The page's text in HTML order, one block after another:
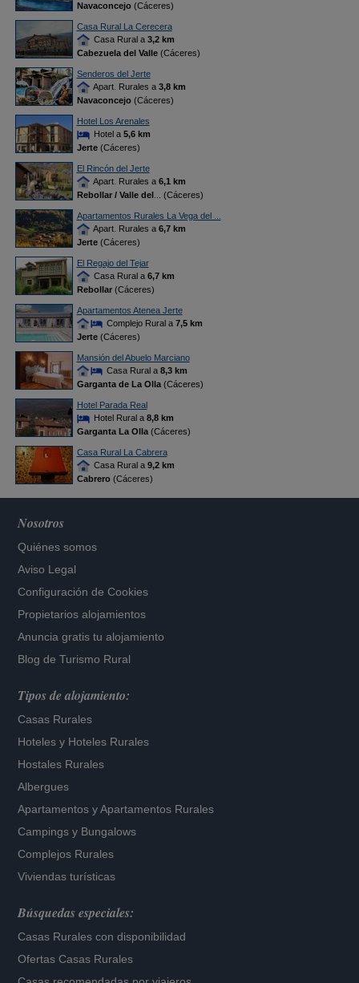
Navaconcejo(Cáceres)
Casa Rural La Cerecera
Casa Rural a 3,2 km
Cabezuela del Valle(Cáceres)
Senderos del Jerte
Apart. Rurales a 3,8 km
Navaconcejo(Cáceres)
Hotel Los Arenales
Hotel a 5,6 km
Jerte(Cáceres)
El Rincón del Jerte
Apart. Rurales a 6,1 km
Rebollar / Valle del... (Cáceres)
Apartamentos Rurales La Vega del ...
Apart. Rurales a 6,7 km
Jerte(Cáceres)
El Regajo del Tejar
Casa Rural a 6,7 km
Rebollar(Cáceres)
Apartamentos Atenea Jerte
Complejo Rural a 7,5 km
Jerte(Cáceres)
Mansión del Abuelo Marciano
Casa Rural a 8,3 km
Garganta de La Olla(Cáceres)
Hotel Parada Real
Hotel Rural a 8,8 km
Garganta La Olla(Cáceres)
Casa Rural La Cabrera
Casa Rural a 9,2 km
Cabrero(Cáceres)
Nosotros
Quiénes somos
Aviso Legal
Configuración de Cookies
Propietarios alojamientos
Anuncia gratis tu alojamiento
Blog de Turismo Rural
Tipos de alojamiento:
Casas Rurales
Hoteles y Hoteles Rurales
Hostales Rurales
Albergues
Apartamentos yApartamentos Rurales
Campings y Bungalows
Complejos Rurales
Viviendas turísticas
Búsquedas especiales:
Casas Rurales con disponibilidad
Ofertas Casas Rurales